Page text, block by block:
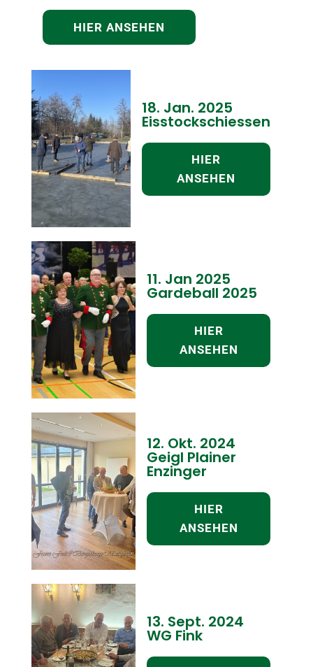
HIER ANSEHEN
18. Jan. 2025
Eisstockschiessen
HIER
ANSEHEN
11. Jan 2025
Gardeball 2025
HIER
ANSEHEN
12. Okt. 2024
Geigl Plainer
Enzinger
HIER
ANSEHEN
13. Sept. 2024
WG Fink